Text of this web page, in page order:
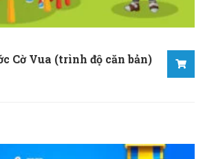
Cờ Vua (trình độ căn bản)